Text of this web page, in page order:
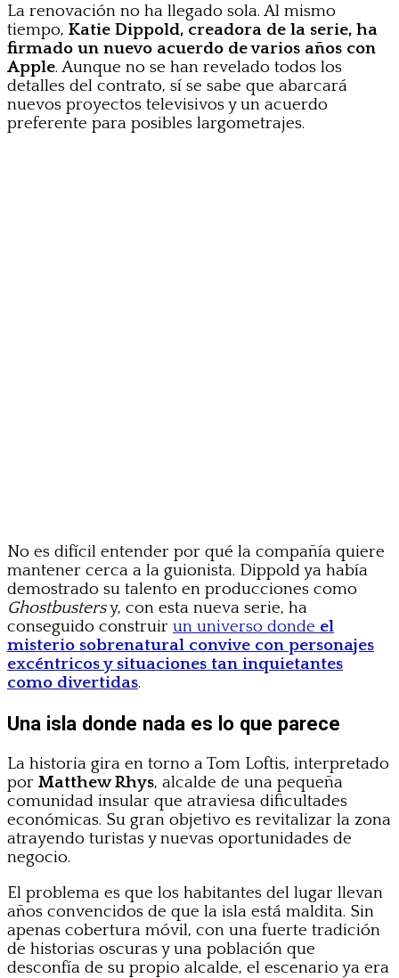
La renovación no ha llegado sola. Al mismo
tiempo, Katie Dippold, creadora de la serie, ha
firmado un nuevo acuerdo de varios años con
Apple. Aunque no se han revelado todos los
detalles del contrato, sí se sabe que abarcará
nuevos proyectos televisivos y un acuerdo
preferente para posibles largometrajes.
No es difícil entender por qué la compañía quiere
mantener cerca a la guionista. Dippold ya había
demostrado su talento en producciones como
Ghostbustersy, con esta nueva serie, ha
conseguido construir un universo donde el
misterio sobrenatural convive con personajes
excéntricos y situaciones tan inquietantes
como divertidas.
Una isla donde nada es lo que parece
La historia gira en torno a Tom Loftis, interpretado
por Matthew Rhys, alcalde de una pequeña
comunidad insular que atraviesa dificultades
económicas. Su gran objetivo es revitalizar la zona
atrayendo turistas y nuevas oportunidades de
negocio.
El problema es que los habitantes del lugar llevan
años convencidos de que la isla está maldita. Sin
apenas cobertura móvil, con una fuerte tradición
de historias oscuras y una población que
desconfía de su propio alcalde, el escenario ya era